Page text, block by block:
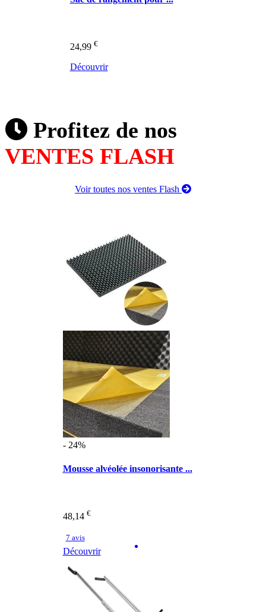
24,99 €
Découvrir
Profitez de nos
VENTES FLASH
Voir toutes nos ventes Flash
- 24%
Mousse alvéolée insonorisante ...
48,14 €
7 avis
Découvrir